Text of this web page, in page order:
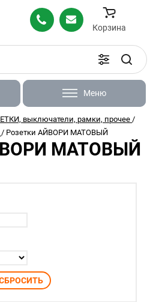
Корзина
Меню
выключатели, рамки, прочее /
/ Розетки АЙВОРИ МАТОВЫЙ
МАТОВЫЙ